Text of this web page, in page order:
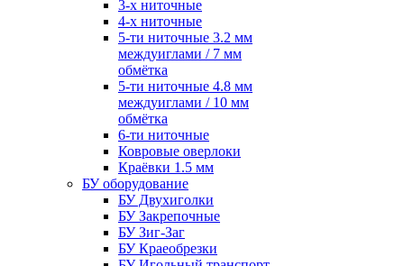
3-х ниточные
4-х ниточные
5-ти ниточные 3.2 мм
междуиглами / 7 мм
обмётка
5-ти ниточные 4.8 мм
междуиглами / 10 мм
обмётка
6-ти ниточные
Ковровые оверлоки
Краёвки 1.5 мм
БУ оборудование
БУ Двухиголки
БУ Закрепочные
БУ Зиг-Заг
БУ Краеобрезки